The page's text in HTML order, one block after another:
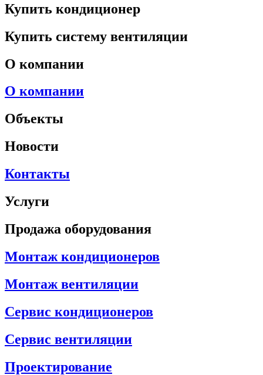
Купить кондиционер
Купить систему вентиляции
О компании
О компании
Объекты
Новости
Контакты
Услуги
Продажа оборудования
Монтаж кондиционеров
Монтаж вентиляции
Сервис кондиционеров
Сервис вентиляции
Проектирование